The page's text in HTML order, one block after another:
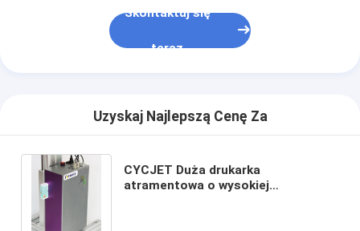
Skontaktuj się
teraz
Uzyskaj Najlepszą Cenę Za
CYCJET Duża drukarka
atramentowa o wysokiej